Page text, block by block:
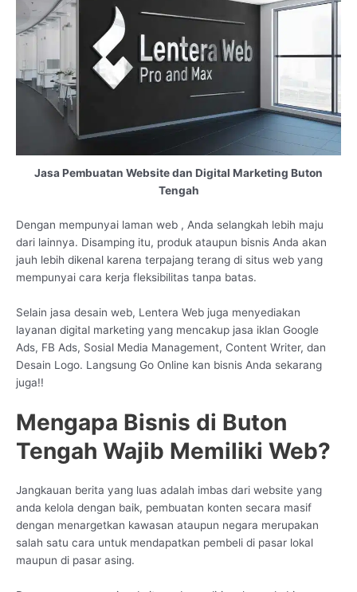
Jasa Pembuatan Website dan Digital Marketing Buton
Tengah
Dengan mempunyai laman web , Anda selangkah lebih maju
dari lainnya. Disamping itu, produk ataupun bisnis Anda akan
jauh lebih dikenal karena terpajang terang di situs web yang
mempunyai cara kerja fleksibilitas tanpa batas.
Selain jasa desain web, Lentera Web juga menyediakan
layanan digital marketing yang mencakup jasa iklan Google
Ads, FB Ads, Sosial Media Management, Content Writer, dan
Desain Logo. Langsung Go Online kan bisnis Anda sekarang
juga!!
Mengapa Bisnis di Buton
Tengah Wajib Memiliki Web?
Jangkauan berita yang luas adalah imbas dari website yang
anda kelola dengan baik, pembuatan konten secara masif
dengan menargetkan kawasan ataupun negara merupakan
salah satu cara untuk mendapatkan pembeli di pasar lokal
maupun di pasar asing.